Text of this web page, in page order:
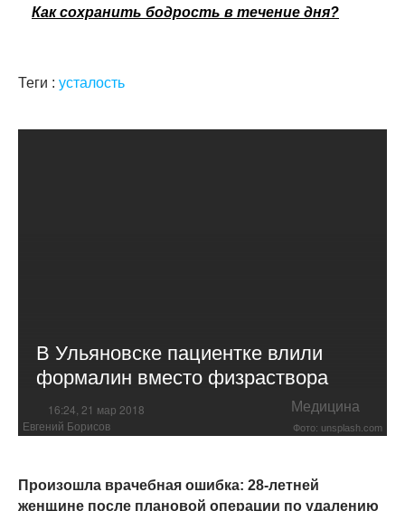
Как сохранить бодрость в течение дня?
Теги : усталость
В Ульяновске пациентке влили
формалин вместо физраствора
16:24, 21 мар 2018 Медицина
Евгений Борисов Фото: unsplash.com
Произошла врачебная ошибка: 28-летней
женщине после плановой операции по удалению